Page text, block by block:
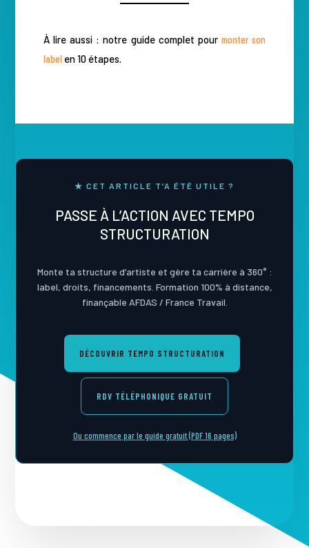
À lire aussi : notre guide complet pourmonter son
labelen 10 étapes.
★ CET ARTICLE T’A ÉTÉ UTILE ?
PASSE À L’ACTION AVEC TEMPO
STRUCTURATION
Monte ta structure d’artiste et gère ta carrière à 360° :
label, droits, financements. Formation 100% à distance,
finançable AFDAS / France Travail.
DÉCOUVRIR TEMPO STRUCTURATION
RDV TÉLÉPHONIQUE GRATUIT
Ou commence par le guide gratuit (PDF 16 pages)